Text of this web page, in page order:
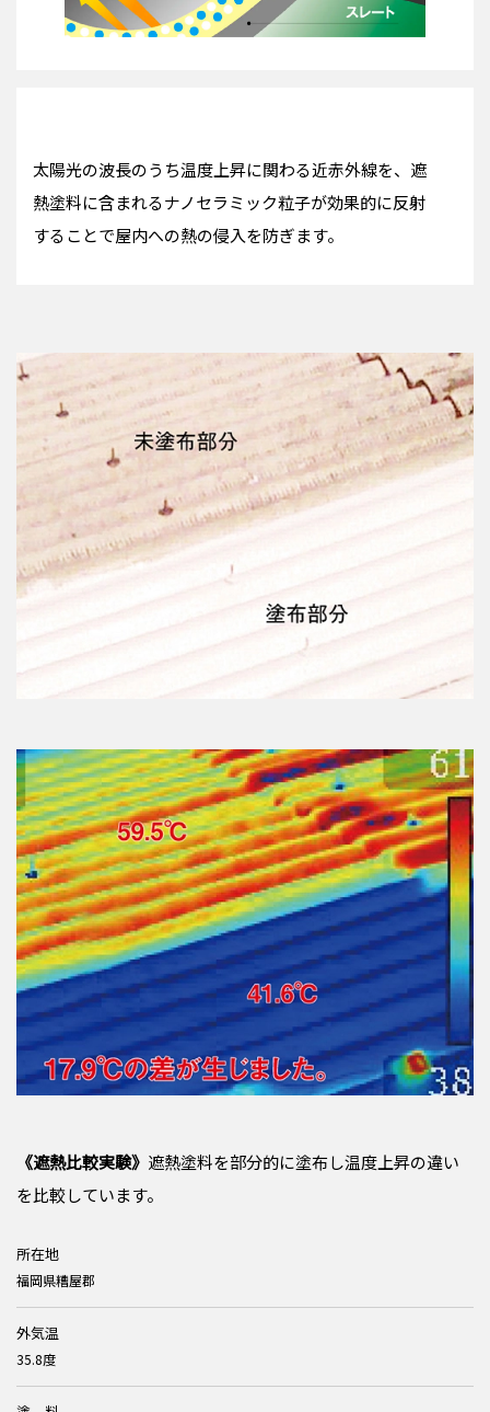
太陽光の波長のうち温度上昇に関わる近赤外線を、遮
熱塗料に含まれるナノセラミック粒子が効果的に反射
することで屋内への熱の侵入を防ぎます。
《遮熱比較実験》 遮熱塗料を部分的に塗布し温度上昇の違い
を比較しています。
所在地
福岡県糟屋郡
外気温
35.8度